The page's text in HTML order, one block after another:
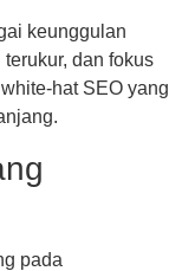
keunggulan
dan fokus
hat SEO yang
pada